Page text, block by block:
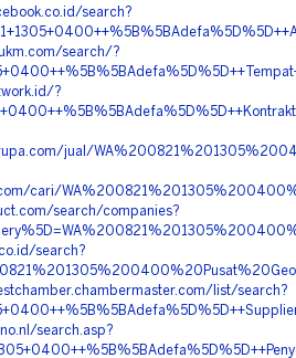
search?
search/?
?
jual/
cari/
search/companies?
search?
list/search?
search.asp?